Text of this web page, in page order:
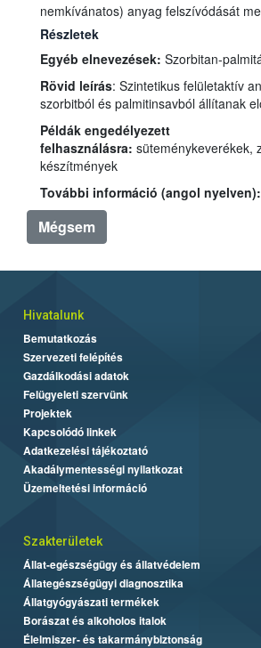
nemkívánatos) anyag felszívódását
Részletek
Egyéb elnevezések: Szorbitan-
Rövid leírás: Szintetikus felületaktív
szorbitból és palmitinsavból állítanak
Példák engedélyezett
felhasználásra: süteménykeverékek,
készítmények
További információ (angol
Mégsem
Hivatalunk
Bemutatkozás
Szervezeti felépítés
Gazdálkodási adatok
Felügyeleti szervünk
Projektek
Kapcsolódó linkek
Adatkezelési tájékoztató
Akadálymentességi nyilatkozat
Üzemeltetési információ
Szakterületek
Állat-egészségügy és állatvédelem
Állategészségügyi diagnosztika
Állatgyógyászati termékek
Borászat és alkoholos italok
Élelmiszer- és takarmánybiztonság